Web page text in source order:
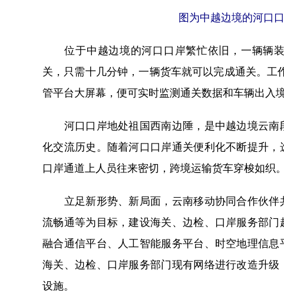
图为中越边境的河口
位于中越边境的河口口岸繁忙依旧，一辆辆
关，只需十几分钟，一辆货车就可以完成通关。
管平台大屏幕，便可实时监测通关数据和车辆出入境
河口口岸地处祖国西南边陲，是中越边境云南
化交流历史。随着河口口岸通关便利化不断提升
口岸通道上人员往来密切，跨境运输货车穿梭如织。
立足新形势、新局面，云南移动协同合作伙伴
流畅通等为目标，建设海关、边检、口岸服务部
融合通信平台、人工智能服务平台、时空地理信
海关、边检、口岸服务部门现有网络进行改造升
设施。